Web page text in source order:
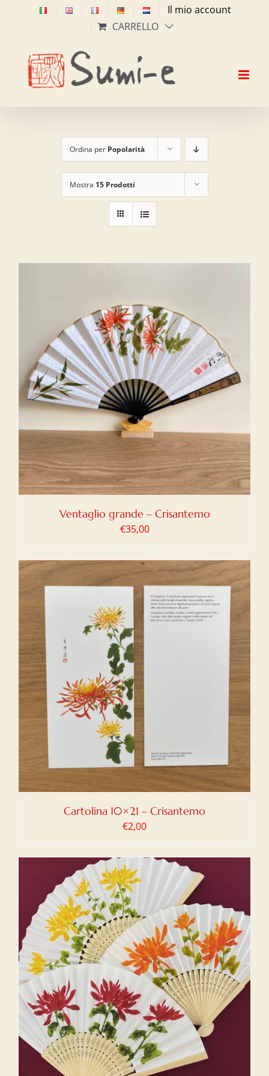
Il mio account
CARRELLO
Ordina per Popolarità
Mostra 15 Prodotti
Ventaglio grande – Crisantemo
€35,00
Cartolina 10×21 – Crisantemo
€2,00